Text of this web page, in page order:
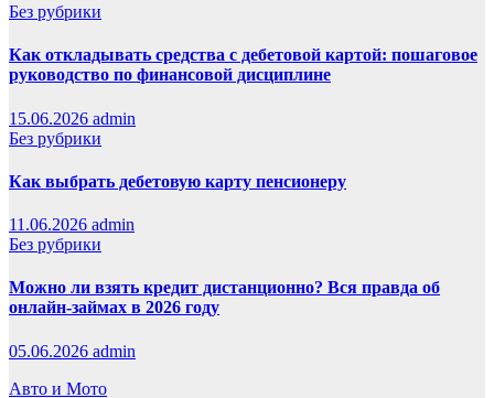
Без рубрики
Как откладывать средства с дебетовой картой: пошаговое
руководство по финансовой дисциплине
15.06.2026 admin
Без рубрики
Как выбрать дебетовую карту пенсионеру
11.06.2026 admin
Без рубрики
Можно ли взять кредит дистанционно? Вся правда об
онлайн-займах в 2026 году
05.06.2026 admin
Авто и Мото